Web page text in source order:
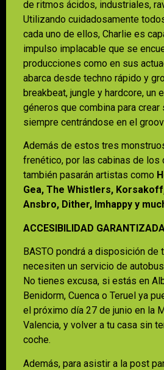
de ritmos ácidos, industriales,
Utilizando cuidadosamente
cada uno de ellos, Charlie es
impulso implacable que se
producciones como en sus
abarca desde techno rápido y
breakbeat, jungle y hardcore, un
géneros que combina para crear
siempre centrándose en el
Además de estos tres
frenético, por las cabinas de los
también pasarán artistas como
Gea, The Whistlers,
Ansbro, Dither, Imhappy y
ACCESIBILIDAD GARANTIZADA
BASTO pondrá a disposición de
necesiten un servicio de
No tienes excusa, si estás en
Benidorm, Cuenca o Teruel ya
el próximo día 27 de junio en la
Valencia, y volver a tu casa sin
coche.
Además, para asistir a la post